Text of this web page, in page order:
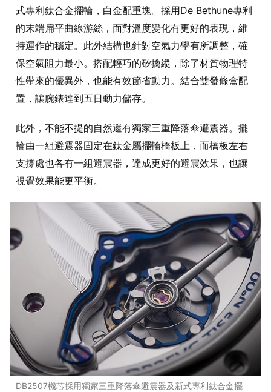
式專利鈦合金擺輪，白金配重塊。採用De Bethune專利
的末端扁平曲線游絲，面對溫度變化有更好的表現，維
持運作的穩定。此外結構也針對空氣力學有所調整，確
保空氣阻力最小。搭配輕巧的矽擒縱，除了材質物理特
性帶來的優異外，也能有效節省動力。結合雙發條盒配
置，讓腕錶達到五日動力儲存。
此外，不能不提的自然還有獨家三重降落傘避震器。擺
輪由一組避震器固定在鈦金屬擺輪橋板上，而橋板左右
支撐處也各有一組避震器，達成更好的避震效果，也讓
視覺效果能更平衡。
DB2507機芯採用獨家三重降落傘避震器及新式專利鈦合金擺